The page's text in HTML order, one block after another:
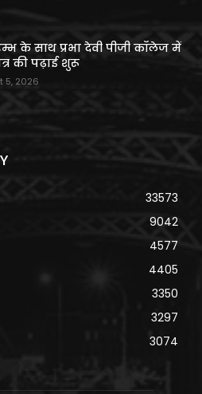
के साथ प्रभा देवी पीजी कॉलेज में
की पढ़ाई शुरू
5, 2026
33573
9042
4577
4405
3350
3297
3074